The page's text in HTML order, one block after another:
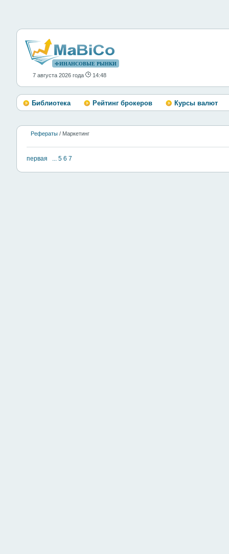
ФИНАНСОВЫЕ РЫНКИ
7 августа 2026 года 14:48
Библиотека Рейтинг брокеров Курсы валют
Рефераты / Маркетинг
первая ... 5 6 7